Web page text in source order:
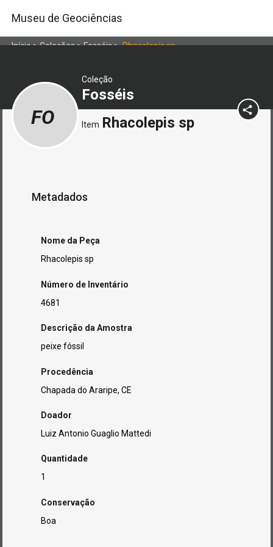
Museu de Geociências
Início>Coleções>Fosséis>Rhacolepis sp
Coleção
Fosséis
FO Item Rhacolepis sp
Metadados
Nome da Peça
Rhacolepis sp
Número de Inventário
4681
Descrição da Amostra
peixe fóssil
Procedência
Chapada do Araripe, CE
Doador
Luiz Antonio Guaglio Mattedi
Quantidade
1
Conservação
Boa